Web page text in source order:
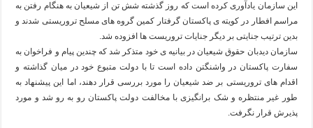
این سازمان یادآوری کرده است که روز گذشته شش تن از شیعیان به هنگام رفتن به
مراسم افطار در کویته ی پاکستان گرفتار کمین گروه های مسلح تروریستی شدند و
بدین ترتیب جنایتی بر دیگر جنایات تروریست ها افزوده شد.
سازمان دیدبان حقوق شیعیان در بیانیه ی خود متذکر شد که چندین پیام و فراخوان به
سفارت پاکستان در واشنگتن داده است تا با دولت متبوع خود در میان گذاشته و
اقدام های تروریستی بر ضد شیعیان را مورد بررسی قرار دهند، اما این پیشنهاد به
طور غیر منتظره و شک برانگیزی با مخالفت دولت پاکستان رو به رو شد و مورد
پذیرش قرار نگرفت.